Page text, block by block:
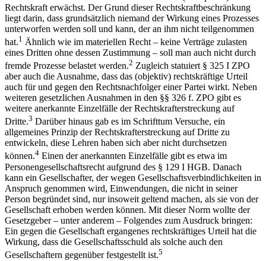
Rechtskraft erwächst. Der Grund dieser Rechtskraftbeschränkung
liegt darin, dass grundsätzlich niemand der Wirkung eines Prozesses
unterworfen werden soll und kann, der an ihm nicht teilgenommen
hat.1 Ähnlich wie im materiellen Recht –​ keine Verträge zulasten
eines Dritten ohne dessen Zustimmung –​ soll man auch nicht durch
fremde Prozesse belastet werden.2 Zugleich statuiert § 325 I ZPO
aber auch die Ausnahme, dass das (objektiv) rechtskräftige Urteil
auch für und gegen den Rechtsnachfolger einer Partei wirkt. Neben
weiteren gesetzlichen Ausnahmen in den §§ 326 f. ZPO gibt es
weitere anerkannte Einzelfälle der Rechtskrafterstreckung auf
Dritte.3 Darüber hinaus gab es im Schrifttum Versuche, ein
allgemeines Prinzip der Rechtskrafterstreckung auf Dritte zu
entwickeln, diese Lehren haben sich aber nicht durchsetzen
können.4 Einen der anerkannten Einzelfälle gibt es etwa im
Personengesellschaftsrecht aufgrund des § 129 I HGB. Danach
kann ein Gesellschafter, der wegen Gesellschaftsverbindlichkeiten in
Anspruch genommen wird, Einwendungen, die nicht in seiner
Person begründet sind, nur insoweit geltend machen, als sie von der
Gesellschaft erhoben werden können. Mit dieser Norm wollte der
Gesetzgeber –​ unter anderem –​ Folgendes zum Ausdruck bringen:
Ein gegen die Gesellschaft ergangenes rechtskräftiges Urteil hat die
Wirkung, dass die Gesellschaftsschuld als solche auch den
Gesellschaftern gegenüber festgestellt ist.5